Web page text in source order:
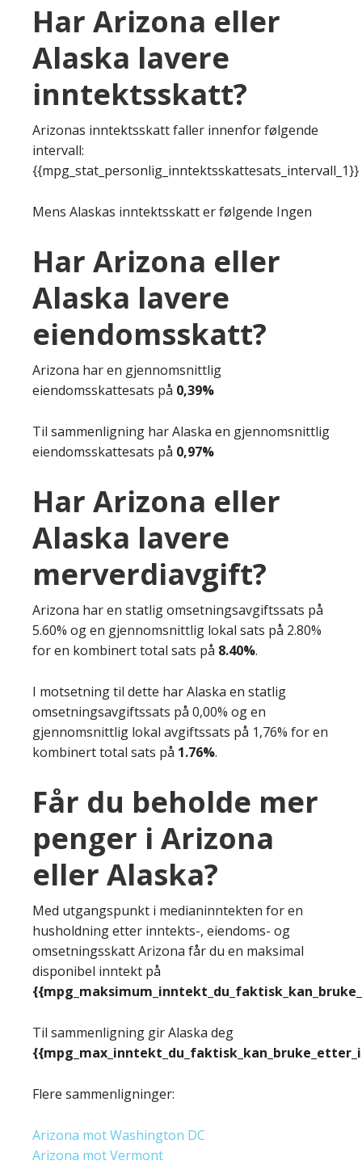
Har Arizona eller
Alaska lavere
inntektsskatt?
Arizonas inntektsskatt faller innenfor følgende
intervall:
{{mpg_stat_personlig_inntektsskattesats_intervall_1}}
Mens Alaskas inntektsskatt er følgende Ingen
Har Arizona eller
Alaska lavere
eiendomsskatt?
Arizona har en gjennomsnittlig
eiendomsskattesats på 0,39%
Til sammenligning har Alaska en gjennomsnittlig
eiendomsskattesats på 0,97%
Har Arizona eller
Alaska lavere
merverdiavgift?
Arizona har en statlig omsetningsavgiftssats på
5.60% og en gjennomsnittlig lokal sats på 2.80%
for en kombinert total sats på 8.40%.
I motsetning til dette har Alaska en statlig
omsetningsavgiftssats på 0,00% og en
gjennomsnittlig lokal avgiftssats på 1,76% for en
kombinert total sats på 1.76%.
Får du beholde mer
penger i Arizona
eller Alaska?
Med utgangspunkt i medianinntekten for en
husholdning etter inntekts-, eiendoms- og
omsetningsskatt Arizona får du en maksimal
disponibel inntekt på
Til sammenligning gir Alaska deg
Flere sammenligninger:
Arizona mot Washington DC
Arizona mot Vermont